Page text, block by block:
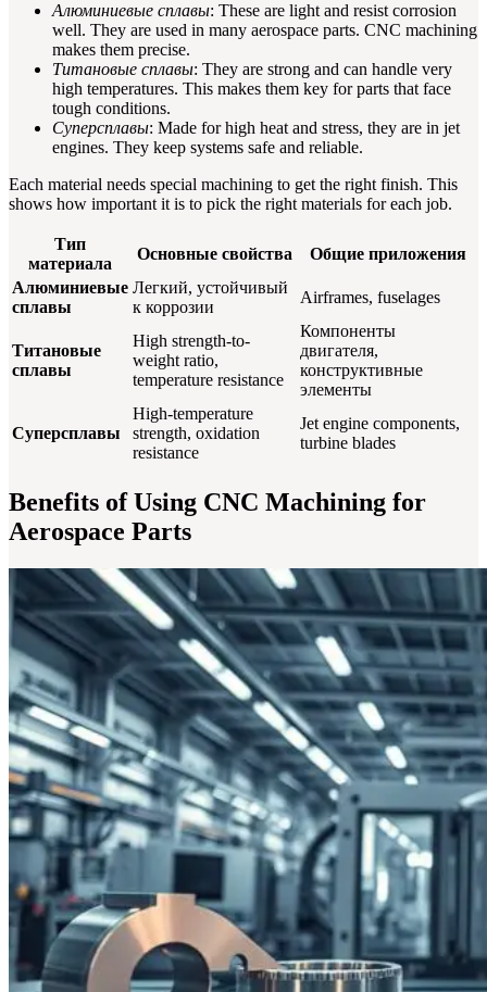
Алюминиевые сплавы: These are light and resist corrosion
well. They are used in many aerospace parts. CNC machining
makes them precise.
Титановые сплавы: They are strong and can handle very
high temperatures. This makes them key for parts that face
tough conditions.
Суперсплавы: Made for high heat and stress, they are in jet
engines. They keep systems safe and reliable.
Each material needs special machining to get the right finish. This
shows how important it is to pick the right materials for each job.
Тип
материала
Основные свойства
Общие приложения
Алюминиевые
сплавы
Легкий, устойчивый
к коррозии
Airframes, fuselages
Титановые
сплавы
High strength-to-
weight ratio,
temperature resistance
Компоненты
двигателя,
конструктивные
элементы
Суперсплавы
High-temperature
strength, oxidation
resistance
Jet engine components,
turbine blades
Benefits of Using CNC Machining for
Aerospace Parts